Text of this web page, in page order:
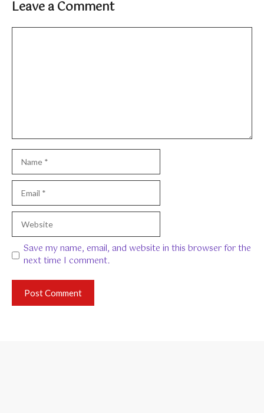
Leave a Comment
Comment
Name
Email
Website
Save my name, email, and website in this browser for the
next time I comment.